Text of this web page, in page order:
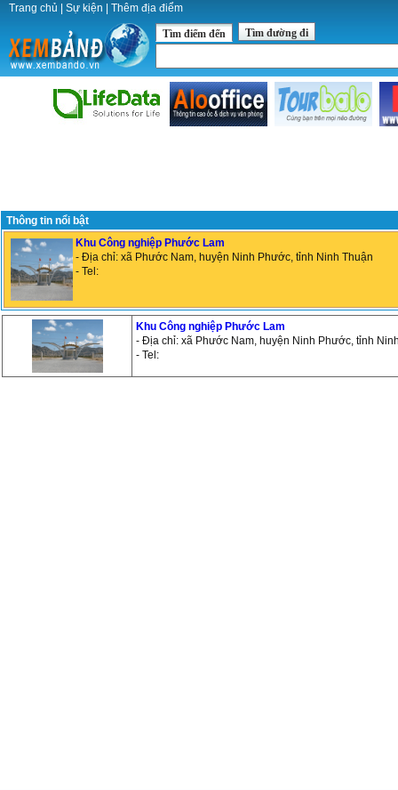
Trang chủ Sự kiện Thêm địa điểm
Tìm điểm đến Tìm đường đi
Thông tin nổi bật
Khu Công nghiệp Phước Lam
- Địa chỉ: xã Phước Nam, huyện Ninh Phước, tỉnh Ninh Thuận
- Tel:
Khu Công nghiệp Phước Lam
- Địa chỉ: xã Phước Nam, huyện Ninh Phước, tỉnh
- Tel: